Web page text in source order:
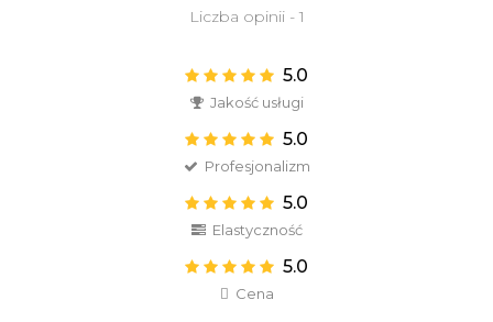
Liczba opinii - 1
5.0
Jakość usługi
5.0
Profesjonalizm
5.0
Elastyczność
5.0
Cena